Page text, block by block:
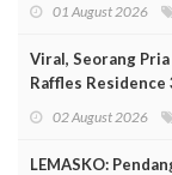
01 August 2026
Viral, Seorang
Raffles Residence
02 August 2026
LEMASKO: